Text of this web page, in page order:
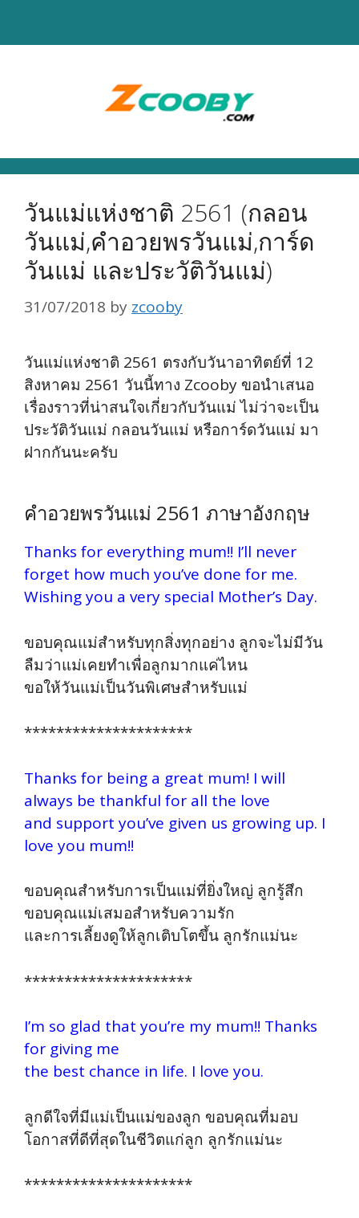
วันแม่แห่งชาติ 2561 (กลอน
วันแม่,คำอวยพรวันแม่,การ์ด
วันแม่ และประวัติวันแม่)
31/07/2018 by zcooby
วันแม่แห่งชาติ 2561 ตรงกับวันาอาทิตย์ที่ 12
สิงหาคม 2561 วันนี้ทาง Zcooby ขอนำเสนอ
เรื่องราวที่น่าสนใจเกี่ยวกับวันแม่ ไม่ว่าจะเป็น
ประวัติวันแม่ กลอนวันแม่ หรือการ์ดวันแม่ มา
ฝากกันนะครับ
คำอวยพรวันแม่ 2561 ภาษาอังกฤษ
Thanks for everything mum!! I’ll never
forget how much you’ve done for me.
Wishing you a very special Mother’s Day.
ขอบคุณแม่สำหรับทุกสิ่งทุกอย่าง ลูกจะไม่มีวัน
ลืมว่าแม่เคยทำเพื่อลูกมากแค่ไหน
ขอให้วันแม่เป็นวันพิเศษสำหรับแม่
*********************
Thanks for being a great mum! I will
always be thankful for all the love
and support you’ve given us growing up. I
love you mum!!
ขอบคุณสำหรับการเป็นแม่ที่ยิ่งใหญ่ ลูกรู้สึก
ขอบคุณแม่เสมอสำหรับความรัก
และการเลี้ยงดูให้ลูกเติบโตขึ้น ลูกรักแม่นะ
*********************
I’m so glad that you’re my mum!! Thanks
for giving me
the best chance in life. I love you.
ลูกดีใจที่มีแม่เป็นแม่ของลูก ขอบคุณที่มอบ
โอกาสที่ดีที่สุดในชีวิตแก่ลูก ลูกรักแม่นะ
*********************